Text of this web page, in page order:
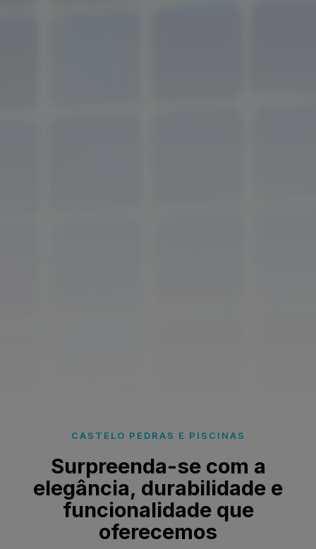
CASTELO PEDRAS E PISCINAS
Surpreenda-se com a
elegância, durabilidade e
funcionalidade que
oferecemos